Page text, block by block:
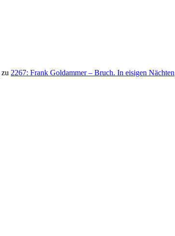
zu 2267: Frank Goldammer – Bruch. In eisigen Nächten